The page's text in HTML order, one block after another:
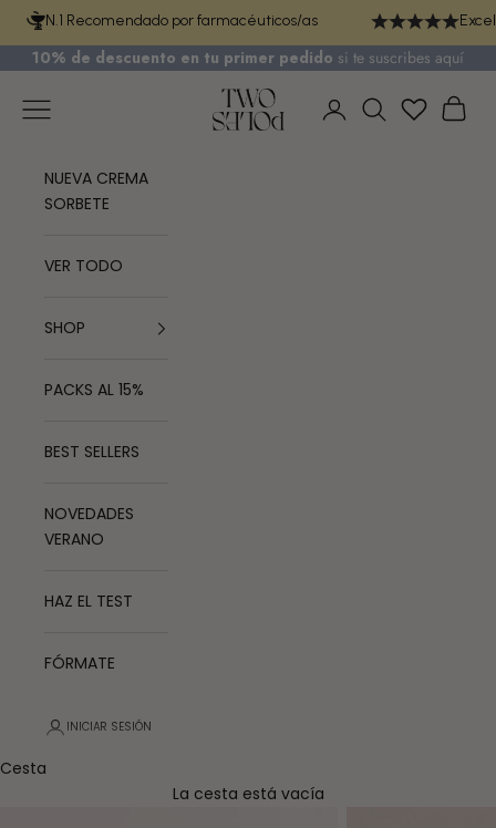
Ir al contenidoN.1 Recomendado por farmacéuticos/as
10% de descuento en tu primer pedido si te suscribes aquí
TWO POLES COSMETICS
Menú
Iniciar sesión
Buscar
NUEVA CREMA
SORBETE
VER TODO
SHOP
PACKS AL 15%
BEST SELLERS
NOVEDADES
VERANO
HAZ EL TEST
FÓRMATE
INICIAR SESIÓN
Cesta
La cesta está vacía